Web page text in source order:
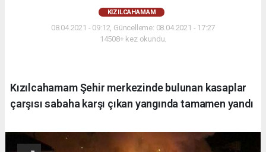
KIZILCAHAMAM
08.04.2021 - 09:12, Güncelleme: 08.04.2021 - 17:27
14508+ kez okundu.
Kızılcahamam Şehir merkezinde bulunan kasaplar
çarşısı sabaha karşı çıkan yangında tamamen yandı